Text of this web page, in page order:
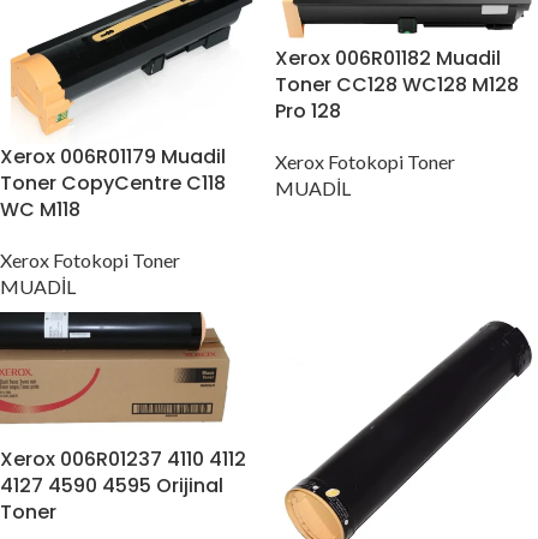
Xerox 006R01179 Muadil
Toner CopyCentre C118
WC M118
Xerox Fotokopi Toner
MUADİL
Xerox 006R01182 Muadil
Toner CC128 WC128 M128
Pro 128
Xerox Fotokopi Toner
MUADİL
Xerox 006R01237 4110 4112
4127 4590 4595 Orijinal
Toner